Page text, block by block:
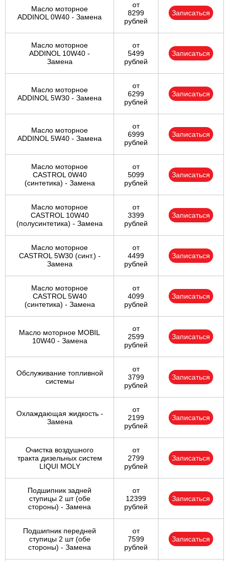
Масло моторное
ADDINOL 0W40 - Замена
от
8299
рублей
Записаться
Масло моторное
ADDINOL 10W40 -
Замена
от
5499
рублей
Записаться
Масло моторное
ADDINOL 5W30 - Замена
от
6299
рублей
Записаться
Масло моторное
ADDINOL 5W40 - Замена
от
6999
рублей
Записаться
Масло моторное
CASTROL 0W40
(синтетика) - Замена
от
5099
рублей
Записаться
Масло моторное
CASTROL 10W40
(полусинтетика) - Замена
от
3399
рублей
Записаться
Масло моторное
CASTROL 5W30 (синт.) -
Замена
от
4499
рублей
Записаться
Масло моторное
CASTROL 5W40
(синтетика) - Замена
от
4099
рублей
Записаться
Масло моторное MOBIL
10W40 - Замена
от
2599
рублей
Записаться
Обслуживание топливной
системы
от
3799
рублей
Записаться
Охлаждающая жидкость -
Замена
от
2199
рублей
Записаться
Очистка воздушного
тракта дизельных систем
LIQUI MOLY
от
2799
рублей
Записаться
Подшипник задней
ступицы 2 шт (обе
стороны) - Замена
от
12399
рублей
Записаться
Подшипник передней
ступицы 2 шт (обе
стороны) - Замена
от
7599
рублей
Записаться